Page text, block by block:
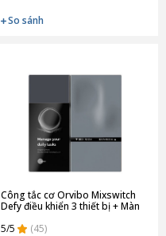
So sánh
Công tắc cơ Orvibo Mixswitch
Defy điều khiển 3 thiết bị + Màn
5/5
(45)